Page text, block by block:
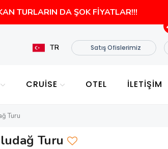
TURLARIN DA ŞOK FİYATLAR!!!
TR Satış Ofislerimiz
CRUİSE OTEL İLETİŞİM
Turu
Turu